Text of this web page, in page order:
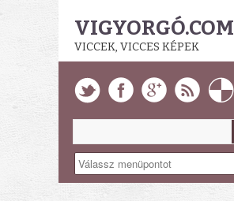
VIGYORGÓ.COM
VICCEK, VICCES KÉPEK